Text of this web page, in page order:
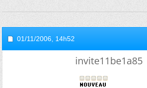
01/11/2006, 14h52
invite11be1a85